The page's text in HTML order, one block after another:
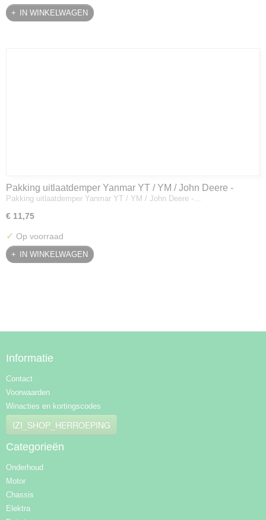
IN WINKELWAGEN
Pakking uitlaatdemper Yanmar YT / YM / John Deere -
128300-13230
Pakking uitlaatdemper Yanmar YT / YM / John Deere -…
€ 11,75
✓ Op voorraad
IN WINKELWAGEN
Informatie
Contact
Voorwaarden
Winacties en kortingscodes
IZI_SHOP_HERROEPING
Categorieën
Onderhoud
Motor
Chassis
Elektra